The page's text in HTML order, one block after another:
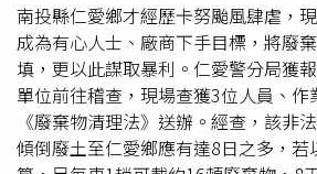
南投縣仁愛鄉才經歷卡努颱風肆虐，
成為有心人士、廠商下手目標，將廢
填，更以此謀取暴利。仁愛警分局獲
單位前往稽查，現場查獲3位人員、
《廢棄物清理法》送辦。經查，該非
傾倒廢土至仁愛鄉應有達8日之多，